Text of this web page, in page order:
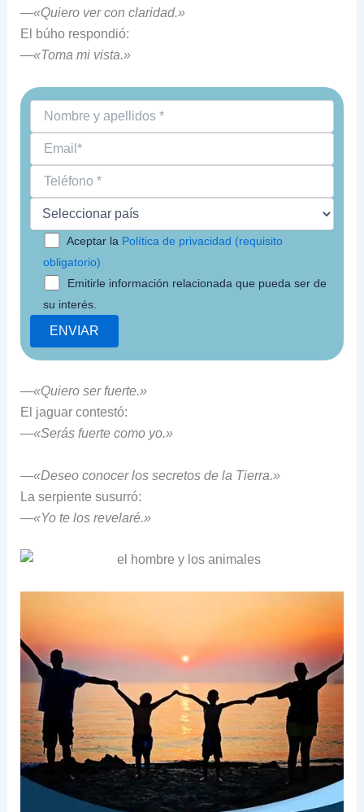
—«Quiero ver con claridad.»
El búho respondió:
—«Toma mi vista.»
Aceptar la Política de privacidad (requisito
obligatorio)
Emitirle información relacionada que pueda ser de
su interés.
—«Quiero ser fuerte.»
El jaguar contestó:
—«Serás fuerte como yo.»
—«Deseo conocer los secretos de la Tierra.»
La serpiente susurró:
—«Yo te los revelaré.»